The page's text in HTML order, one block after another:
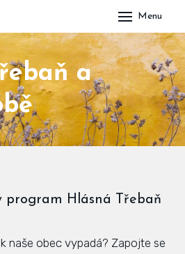
Menu
O
a
program Hlásná Třebaň
naše obec vypadá? Zapojte se